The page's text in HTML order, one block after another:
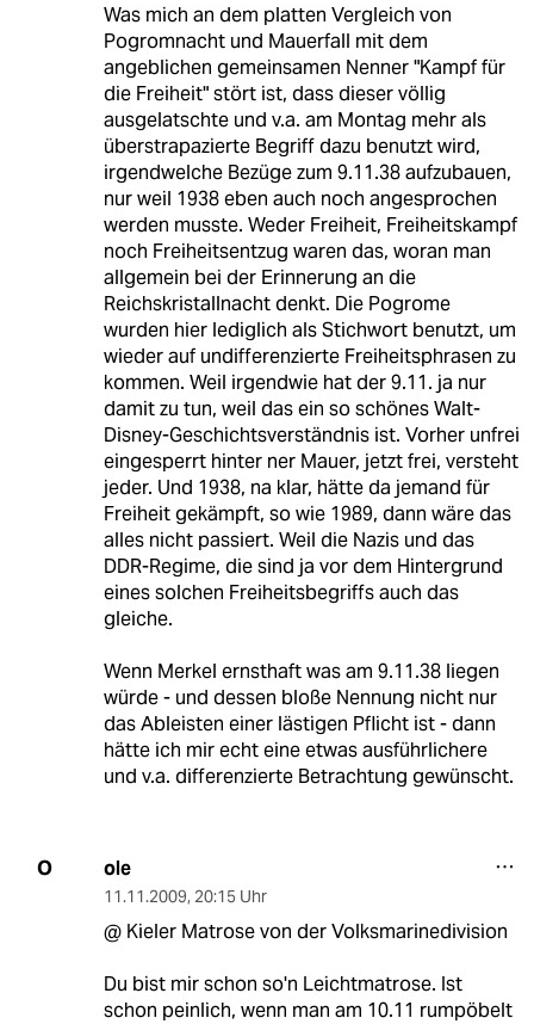
Was mich an dem platten Vergleich von
Pogromnacht und Mauerfall mit dem
angeblichen gemeinsamen Nenner "Kampf für
die Freiheit" stört ist, dass dieser völlig
ausgelatschte und v.a. am Montag mehr als
überstrapazierte Begriff dazu benutzt wird,
irgendwelche Bezüge zum 9.11.38 aufzubauen,
nur weil 1938 eben auch noch angesprochen
werden musste. Weder Freiheit, Freiheitskampf
noch Freiheitsentzug waren das, woran man
allgemein bei der Erinnerung an die
Reichskristallnacht denkt. Die Pogrome
wurden hier lediglich als Stichwort benutzt, um
wieder auf undifferenzierte Freiheitsphrasen zu
kommen. Weil irgendwie hat der 9.11. ja nur
damit zu tun, weil das ein so schönes Walt-
Disney-Geschichtsverständnis ist. Vorher unfrei
eingesperrt hinter ner Mauer, jetzt frei, versteht
jeder. Und 1938, na klar, hätte da jemand für
Freiheit gekämpft, so wie 1989, dann wäre das
alles nicht passiert. Weil die Nazis und das
DDR-Regime, die sind ja vor dem Hintergrund
eines solchen Freiheitsbegriffs auch das
gleiche.
Wenn Merkel ernsthaft was am 9.11.38 liegen
würde - und dessen bloße Nennung nicht nur
das Ableisten einer lästigen Pflicht ist - dann
hätte ich mir echt eine etwas ausführlichere
und v.a. differenzierte Betrachtung gewünscht.
O ole
11.11.2009, 20:15 Uhr
@ Kieler Matrose von der Volksmarinedivision
Du bist mir schon so'n Leichtmatrose. Ist
schon peinlich, wenn man am 10.11 rumpöbelt